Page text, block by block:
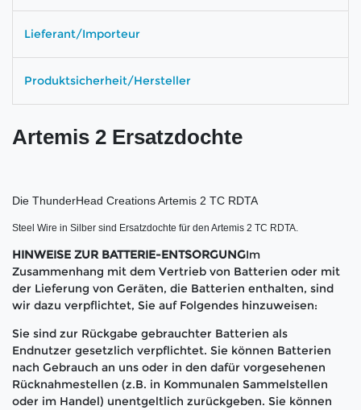
Lieferant/Importeur
Produktsicherheit/Hersteller
Artemis 2 Ersatzdochte
Die ThunderHead Creations Artemis 2 TC RDTA
Steel Wire in Silber sind Ersatzdochte für den Artemis 2 TC RDTA.
HINWEISE ZUR BATTERIE-ENTSORGUNGIm
Zusammenhang mit dem Vertrieb von Batterien oder mit
der Lieferung von Geräten, die Batterien enthalten, sind
wir dazu verpflichtet, Sie auf Folgendes hinzuweisen:
Sie sind zur Rückgabe gebrauchter Batterien als
Endnutzer gesetzlich verpflichtet. Sie können Batterien
nach Gebrauch an uns oder in den dafür vorgesehenen
Rücknahmestellen (z.B. in Kommunalen Sammelstellen
oder im Handel) unentgeltlich zurückgeben. Sie können